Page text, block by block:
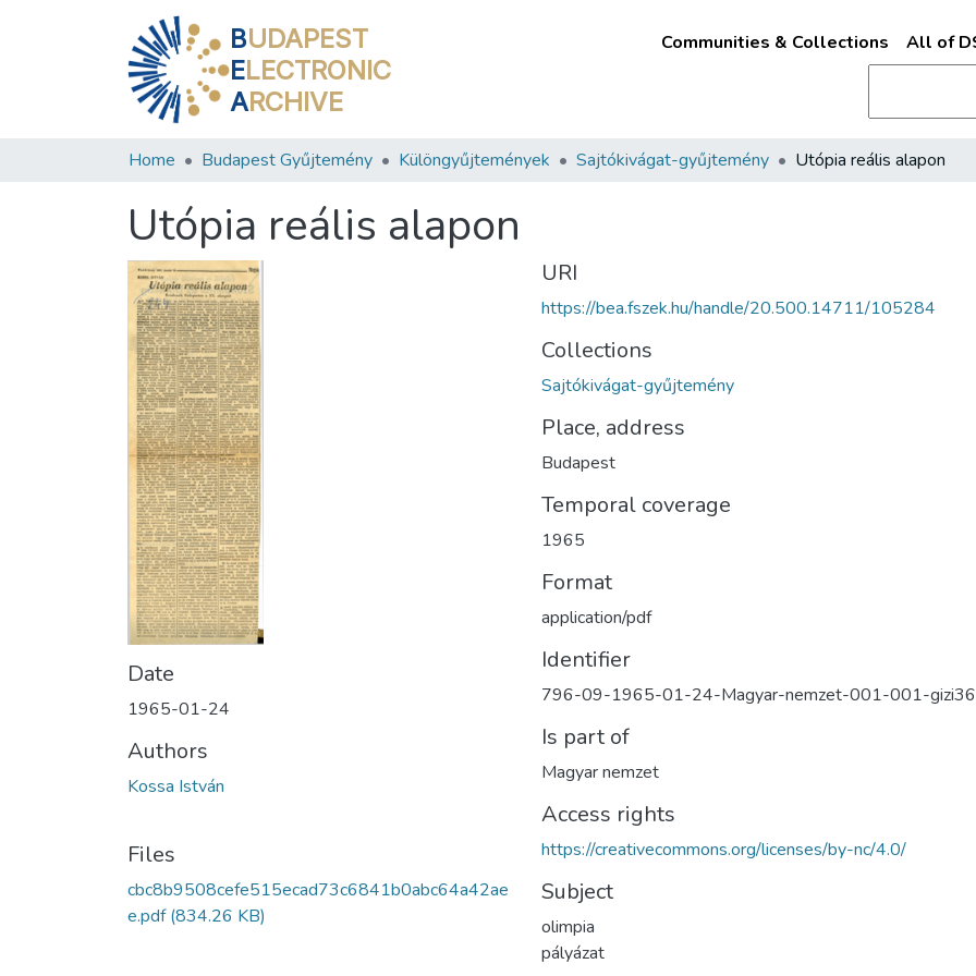
BUDAPEST
ELECTRONIC
ARCHIVE
Communities & Collections All of
Home Budapest Gyűjtemény Különgyűjtemények Sajtókivágat-gyűjtemény Utópia reális alapon
Utópia reális alapon
Date
1965-01-24
Authors
Kossa István
Files
cbc8b9508cefe515ecad73c6841b0abc64a42ae
e.pdf(834.26 KB)
URI
https://bea.fszek.hu/handle/20.500.14711/105284
Collections
Sajtókivágat-gyűjtemény
Place, address
Budapest
Temporal coverage
1965
Format
application/pdf
Identifier
796-09-1965-01-24-Magyar-nemzet-001-001-
Is part of
Magyar nemzet
Access rights
https://creativecommons.org/licenses/by-nc/4.0/
Subject
olimpia
pályázat